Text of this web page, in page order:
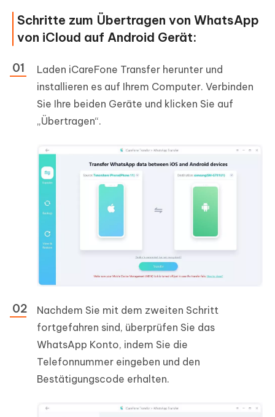
Schritte zum Übertragen von WhatsApp
von iCloud auf Android Gerät:
Laden iCareFone Transfer herunter und
installieren es auf Ihrem Computer. Verbinden
Sie Ihre beiden Geräte und klicken Sie auf
„Übertragen“.
Nachdem Sie mit dem zweiten Schritt
fortgefahren sind, überprüfen Sie das
WhatsApp Konto, indem Sie die
Telefonnummer eingeben und den
Bestätigungscode erhalten.